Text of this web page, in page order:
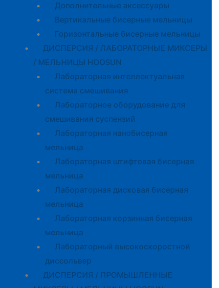
Дополнительные аксессуары
Вертикальные бисерные мельницы
Горизонтальные бисерные мельницы
ДИСПЕРСИЯ / ЛАБОРАТОРНЫЕ МИКСЕРЫ
/ МЕЛЬНИЦЫ HOOSUN
Лабораторная интеллектуальная
система смешивания
Лабораторное оборудование для
смешивания суспензий
Лабораторная нанобисерная
мельница
Лабораторная штифтовая бисерная
мельница
Лабораторная дисковая бисерная
мельница
Лабораторная корзинная бисерная
мельница
Лабораторный высокоскоростной
диссольвер
ДИСПЕРСИЯ / ПРОМЫШЛЕННЫЕ